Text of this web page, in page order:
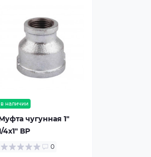
в наличии
чугунная 1"
4х1" ВР
0